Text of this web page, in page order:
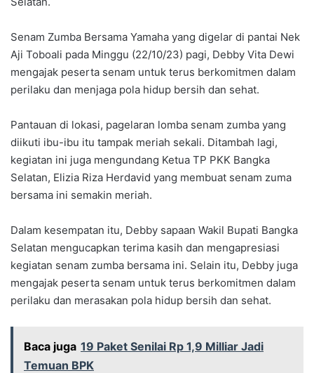
Senam Zumba Bersama Yamaha yang digelar di pantai Nek
Aji Toboali pada Minggu (22/10/23) pagi, Debby Vita Dewi
mengajak peserta senam untuk terus berkomitmen dalam
perilaku dan menjaga pola hidup bersih dan sehat.
Pantauan di lokasi, pagelaran lomba senam zumba yang
diikuti ibu-ibu itu tampak meriah sekali. Ditambah lagi,
kegiatan ini juga mengundang Ketua TP PKK Bangka
Selatan, Elizia Riza Herdavid yang membuat senam zuma
bersama ini semakin meriah.
Dalam kesempatan itu, Debby sapaan Wakil Bupati Bangka
Selatan mengucapkan terima kasih dan mengapresiasi
kegiatan senam zumba bersama ini. Selain itu, Debby juga
mengajak peserta senam untuk terus berkomitmen dalam
perilaku dan merasakan pola hidup bersih dan sehat.
Baca juga 19 Paket Senilai Rp 1,9 Milliar Jadi
Temuan BPK